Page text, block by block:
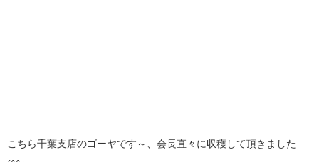
こちら千葉支店のゴーヤです～、会長直々に収穫して頂きました